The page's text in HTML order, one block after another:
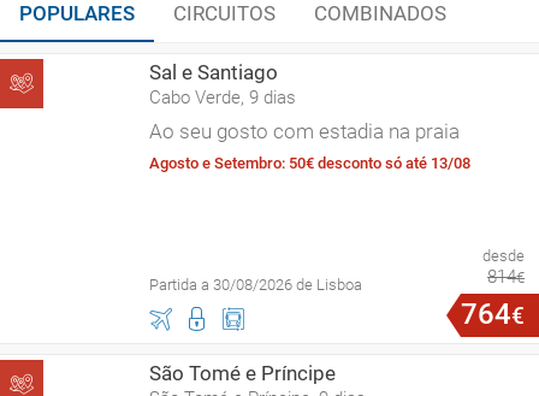
POPULARES CIRCUITOS COMBINADOS
Sal e Santiago
Cabo Verde, 9 dias
Ao seu gosto com estadia na praia
Agosto e Setembro: 50€ desconto só até 13/08
Partida a 30/08/2026 de Lisboa
desde
814€
764€
São Tomé e Príncipe